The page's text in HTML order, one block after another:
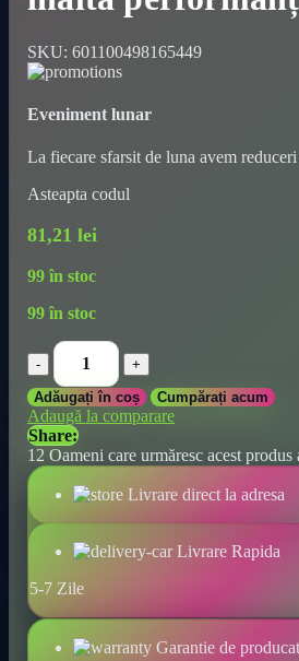
SKU: 601100498165449
Eveniment lunar
La fiecare sfarsit de luna avem
Asteapta codul
81,21 lei
99 în stoc
99 în stoc
Compresor
aer
portabil
wireless
cu
manometru
digital,
lumină
LED
integrată
design
menținere
automată
Adăugați în coș Cumpărați acum
Adaugă la comparare
Share:
12 Oameni care urmăresc acest produs
Livrare direct la adresa
Livrare Rapida
5-7 Zile
Garantie de